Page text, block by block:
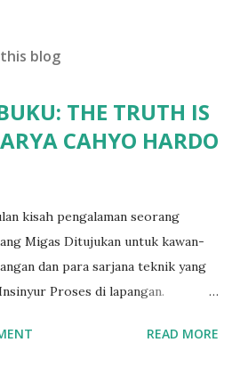
blog
THE TRUTH IS
CAHYO HARDO
kisah pengalaman seorang
Migas Ditujukan untuk kawan-
dan para sarjana teknik yang
Proses di lapangan.
langsung berhadapan dengan
READ MORE